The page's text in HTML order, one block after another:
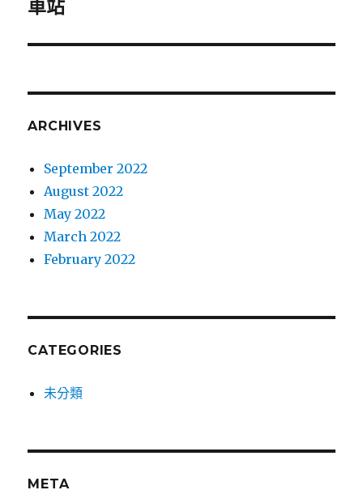
post:
車站
ARCHIVES
September 2022
August 2022
May 2022
March 2022
February 2022
CATEGORIES
未分類
META